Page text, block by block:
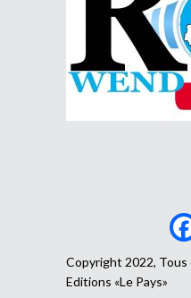
Copyright 2022,
Editions «Le Pays»